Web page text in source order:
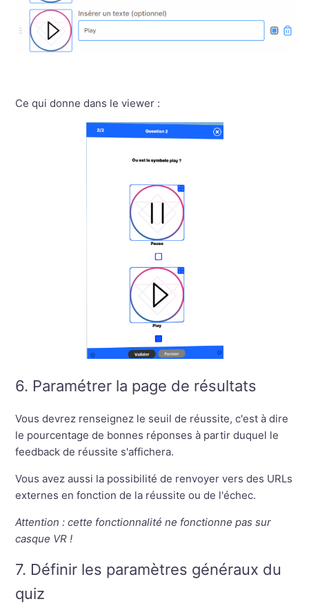
Ce qui donne dans le viewer :
6. Paramétrer la page de résultats
Vous devrez renseignez le seuil de réussite, c'est à dire
le pourcentage de bonnes réponses à partir duquel le
feedback de réussite s'affichera.
Vous avez aussi la possibilité de renvoyer vers des URLs
externes en fonction de la réussite ou de l'échec.
Attention : cette fonctionnalité ne fonctionne pas sur
casque VR !
7. Définir les paramètres généraux du
quiz